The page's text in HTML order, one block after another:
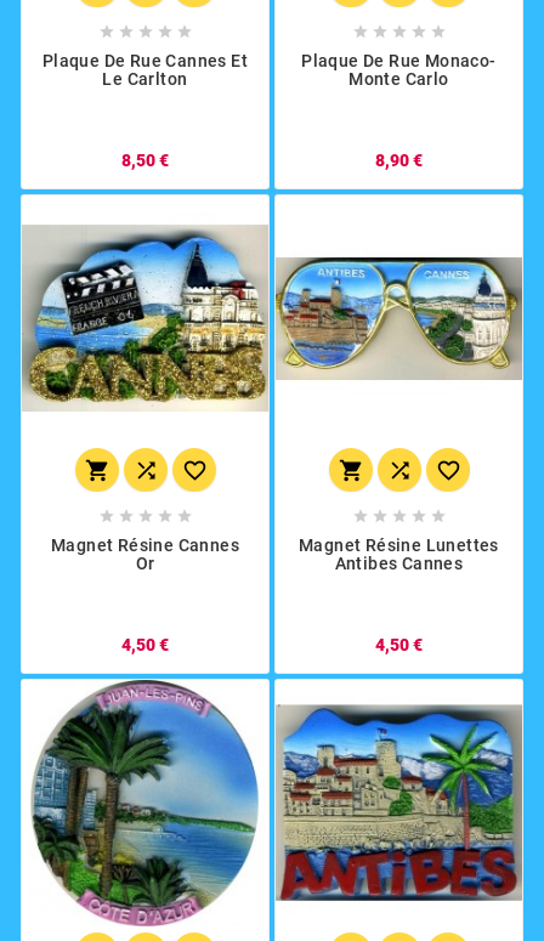
    
Plaque De Rue Cannes Et
Le Carlton
8,50 €
    
Plaque De Rue Monaco-
Monte Carlo
8,90 €
  
    
Magnet Résine Cannes
Or
4,50 €
  
    
Magnet Résine Lunettes
Antibes Cannes
4,50 €